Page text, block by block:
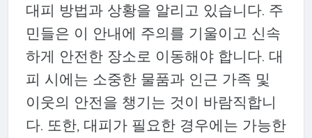
대피 방법과 상황을 알리고 있습니다. 주
민들은 이 안내에 주의를 기울이고 신속
하게 안전한 장소로 이동해야 합니다. 대
피 시에는 소중한 물품과 인근 가족 및
이웃의 안전을 챙기는 것이 바람직합니
다. 또한, 대피가 필요한 경우에는 가능한